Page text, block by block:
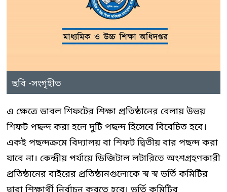
ছবি -সংগৃহীত
এ ক্ষেত্রে ডাবল শিফটের শিক্ষা প্রতিষ্ঠানের বেলায় উভয়
শিফট পছন্দ করা হলে দুটি পছন্দ হিসেবে বিবেচিত হবে।
একই পছন্দক্রমে বিদ্যালয় বা শিফট দ্বিতীয় বার পছন্দ করা
যাবে না। কেন্দ্রীয় পর্যায়ে ডিজিটাল লটারিতে অংশগ্রহণকারী
প্রতিষ্ঠানের বাইরের প্রতিষ্ঠানগুলোকে স্ব স্ব ভর্তি কমিটির